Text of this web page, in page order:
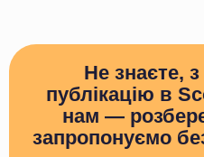
Не знаєте,
публікацію в
нам —
запропонуємо